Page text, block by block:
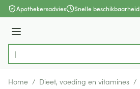
Ga naar de inhoud
Apothekersadvies Snelle beschikbaarheid
Menu
Product, merk, categorie...
Home / Dieet, voeding en vitamines /